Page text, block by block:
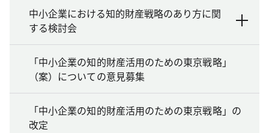
中小企業における知的財産戦略のあり方に関
する検討会
「中小企業の知的財産活用のための東京戦略」
（案）についての意見募集
「中小企業の知的財産活用のための東京戦略」の
改定